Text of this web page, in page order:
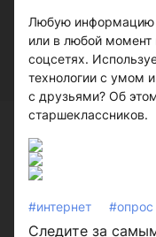
Любую информацию
или в любой момент
соцсетях.
технологии с умом
с друзьями? Об
старшеклассников.
#интернет #опрос
Следите за